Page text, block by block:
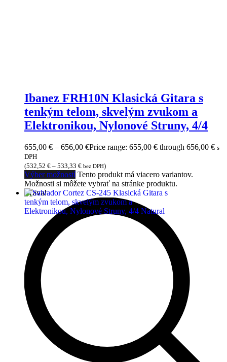
Ibanez FRH10N Klasická Gitara s
tenkým telom, skvelým zvukom a
Elektronikou, Nylonové Struny, 4/4
655,00 € – 656,00 €Price range: 655,00 € through 656,00 € s
DPH
(532,52 € – 533,33 € bez DPH)
Výber možností Tento produkt má viacero variantov.
Možnosti si môžete vybrať na stránke produktu.
Zľava!